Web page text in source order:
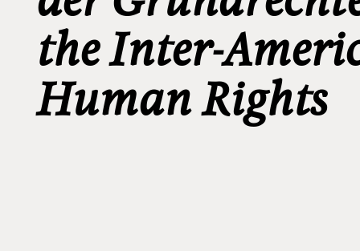
the Inter-
Human Rights